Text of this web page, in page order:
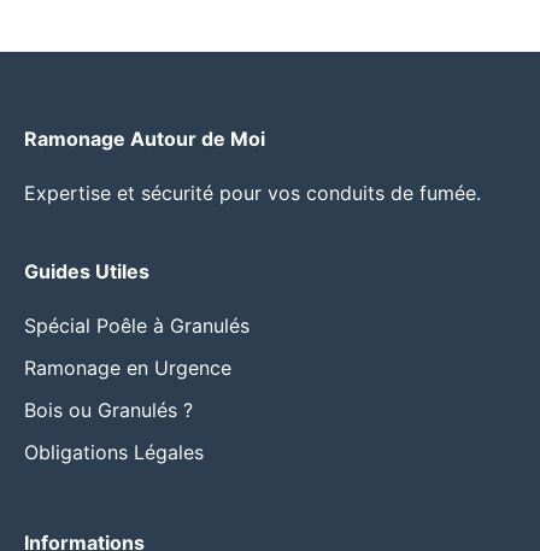
Ramonage Autour de Moi
Expertise et sécurité pour vos conduits de fumée.
Guides Utiles
Spécial Poêle à Granulés
Ramonage en Urgence
Bois ou Granulés ?
Obligations Légales
Informations